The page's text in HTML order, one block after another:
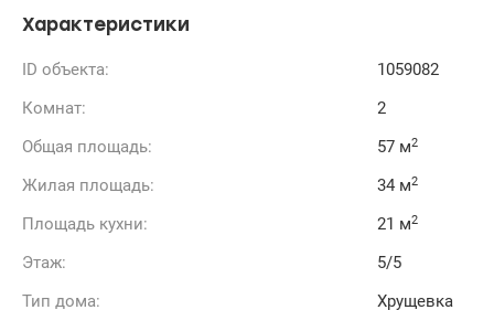
Характеристики
ID объекта:
1059082
Комнат:
2
Общая площадь:
57 м2
Жилая площадь: 34 м2
Площадь кухни: 21 м2
Этаж:
5/5
Тип дома:
Хрущевка